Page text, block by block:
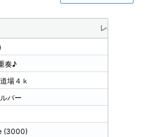
レベル
奏♪
場４ｋ
バー
(3000)